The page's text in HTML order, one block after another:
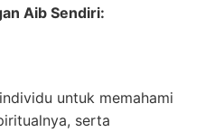
Aib Sendiri:
untuk memahami
serta